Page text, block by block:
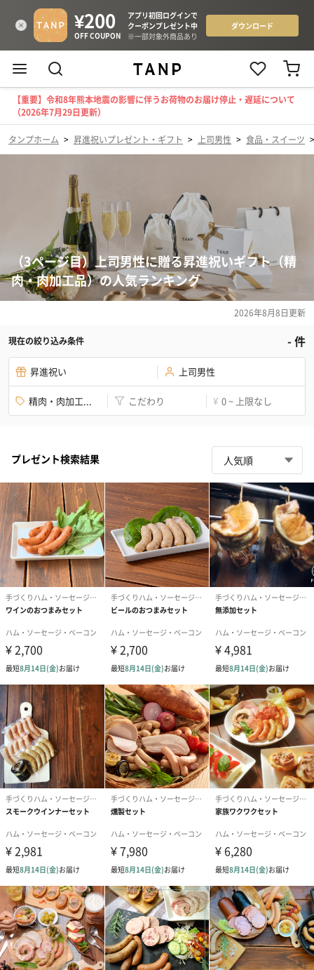
【重要】令和8年熊本地震の影響に伴うお荷物のお届け停止・遅延について
（2026年7月29日更新）
タンプホーム > 昇進祝いプレゼント・ギフト > 上司男性 > 食品・スイーツ
（3ページ目）上司男性に贈る昇進祝いギフト（精
肉・肉加工品）の人気ランキング
2026年8月8日更新
現在の絞り込み条件 -件
昇進祝い 上司男性
精肉・肉加工... こだわり ¥ 0 ~ 上限なし
プレゼント検索結果